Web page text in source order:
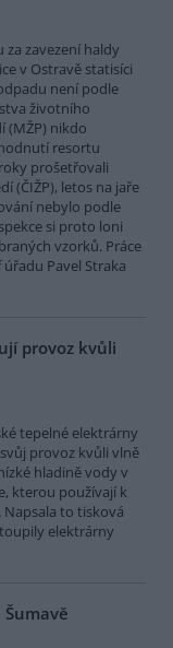
za zavezení haldy
v Ostravě statisíci
není podle
životního
(MŽP) nikdo
resortu
prošetřovali
(ČIŽP), letos na jaře
nebylo podle
si proto loni
vzorků. Práce
Pavel Straka
provoz kvůli
tepelné elektrárny
provoz kvůli vlně
hladině vody v
kterou používají k
Napsala to tisková
elektrárny